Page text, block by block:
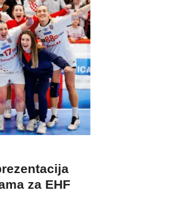
za EHF